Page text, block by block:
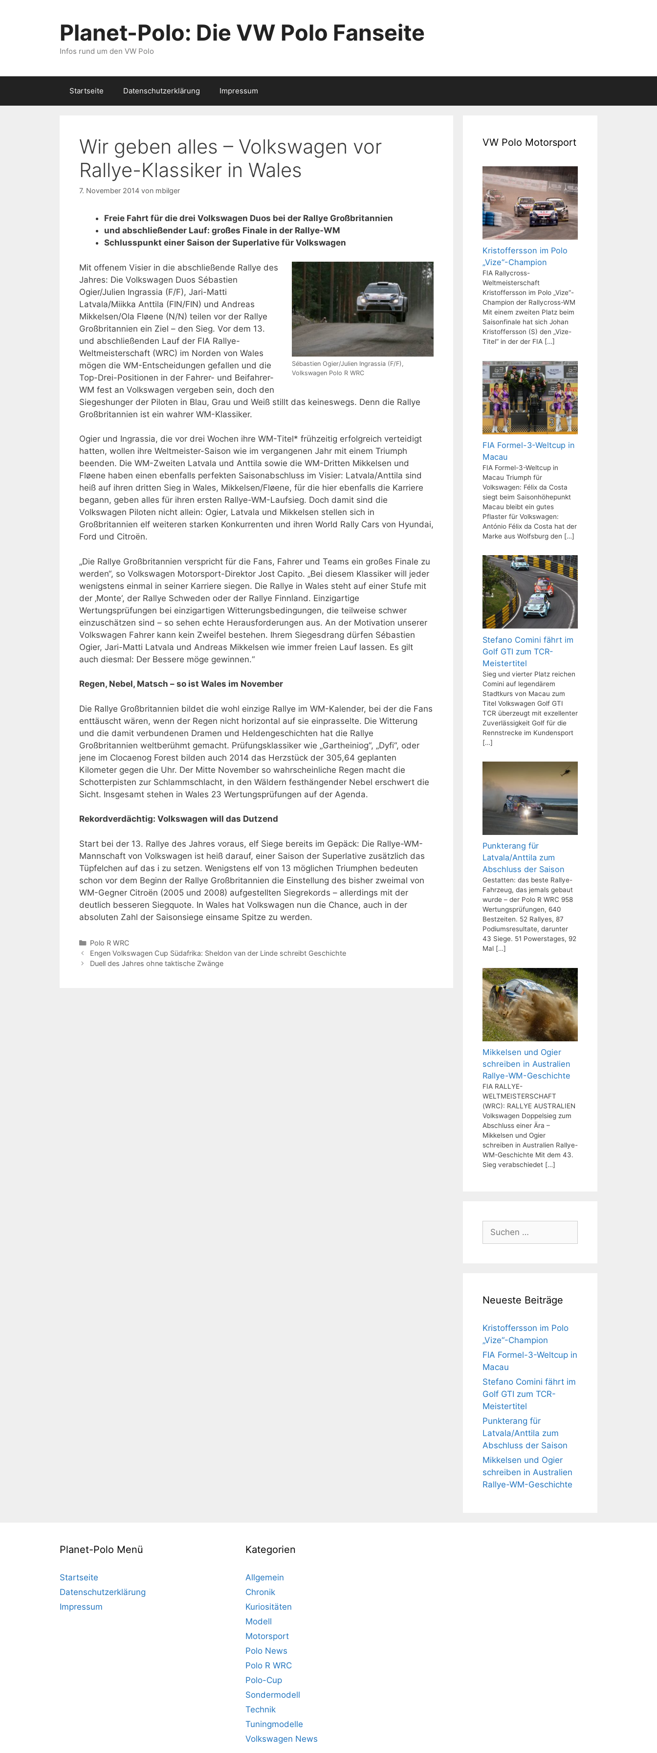
Planet-Polo: Die VW Polo Fanseite
Infos rund um den VW Polo
Startseite Datenschutzerklärung Impressum
Wir geben alles – Volkswagen vor
Rallye-Klassiker in Wales
7. November 2014 von mbilger
Freie Fahrt für die drei Volkswagen Duos bei der Rallye Großbritannien
und abschließender Lauf: großes Finale in der Rallye-WM
Schlusspunkt einer Saison der Superlative für Volkswagen
Sébastien Ogier/Julien Ingrassia (F/F),
Volkswagen Polo R WRC
Mit offenem Visier in die abschließende Rallye des
Jahres: Die Volkswagen Duos Sébastien
Ogier/Julien Ingrassia (F/F), Jari-Matti
Latvala/Miikka Anttila (FIN/FIN) und Andreas
Mikkelsen/Ola Fløene (N/N) teilen vor der Rallye
Großbritannien ein Ziel – den Sieg. Vor dem 13.
und abschließenden Lauf der FIA Rallye-
Weltmeisterschaft (WRC) im Norden von Wales
mögen die WM-Entscheidungen gefallen und die
Top-Drei-Positionen in der Fahrer- und Beifahrer-
WM fest an Volkswagen vergeben sein, doch den
Siegeshunger der Piloten in Blau, Grau und Weiß stillt das keineswegs. Denn die Rallye
Großbritannien ist ein wahrer WM-Klassiker.
Ogier und Ingrassia, die vor drei Wochen ihre WM-Titel* frühzeitig erfolgreich verteidigt
hatten, wollen ihre Weltmeister-Saison wie im vergangenen Jahr mit einem Triumph
beenden. Die WM-Zweiten Latvala und Anttila sowie die WM-Dritten Mikkelsen und
Fløene haben einen ebenfalls perfekten Saisonabschluss im Visier: Latvala/Anttila sind
heiß auf ihren dritten Sieg in Wales, Mikkelsen/Fløene, für die hier ebenfalls die Karriere
begann, geben alles für ihren ersten Rallye-WM-Laufsieg. Doch damit sind die
Volkswagen Piloten nicht allein: Ogier, Latvala und Mikkelsen stellen sich in
Großbritannien elf weiteren starken Konkurrenten und ihren World Rally Cars von Hyundai,
Ford und Citroën.
„Die Rallye Großbritannien verspricht für die Fans, Fahrer und Teams ein großes Finale zu
werden“, so Volkswagen Motorsport-Direktor Jost Capito. „Bei diesem Klassiker will jeder
wenigstens einmal in seiner Karriere siegen. Die Rallye in Wales steht auf einer Stufe mit
der ‚Monte‘, der Rallye Schweden oder der Rallye Finnland. Einzigartige
Wertungsprüfungen bei einzigartigen Witterungsbedingungen, die teilweise schwer
einzuschätzen sind – so sehen echte Herausforderungen aus. An der Motivation unserer
Volkswagen Fahrer kann kein Zweifel bestehen. Ihrem Siegesdrang dürfen Sébastien
Ogier, Jari-Matti Latvala und Andreas Mikkelsen wie immer freien Lauf lassen. Es gilt
auch diesmal: Der Bessere möge gewinnen.“
Regen, Nebel, Matsch – so ist Wales im November
Die Rallye Großbritannien bildet die wohl einzige Rallye im WM-Kalender, bei der die Fans
enttäuscht wären, wenn der Regen nicht horizontal auf sie einprasselte. Die Witterung
und die damit verbundenen Dramen und Heldengeschichten hat die Rallye
Großbritannien weltberühmt gemacht. Prüfungsklassiker wie „Gartheiniog“, „Dyfi“, oder
jene im Clocaenog Forest bilden auch 2014 das Herzstück der 305,64 geplanten
Kilometer gegen die Uhr. Der Mitte November so wahrscheinliche Regen macht die
Schotterpisten zur Schlammschlacht, in den Wäldern festhängender Nebel erschwert die
Sicht. Insgesamt stehen in Wales 23 Wertungsprüfungen auf der Agenda.
Rekordverdächtig: Volkswagen will das Dutzend
Start bei der 13. Rallye des Jahres voraus, elf Siege bereits im Gepäck: Die Rallye-WM-
Mannschaft von Volkswagen ist heiß darauf, einer Saison der Superlative zusätzlich das
Tüpfelchen auf das i zu setzen. Wenigstens elf von 13 möglichen Triumphen bedeuten
schon vor dem Beginn der Rallye Großbritannien die Einstellung des bisher zweimal von
WM-Gegner Citroën (2005 und 2008) aufgestellten Siegrekords – allerdings mit der
deutlich besseren Siegquote. In Wales hat Volkswagen nun die Chance, auch in der
absoluten Zahl der Saisonsiege einsame Spitze zu werden.
Kategorien
Polo R WRC
Engen Volkswagen Cup Südafrika: Sheldon van der Linde schreibt Geschichte
Duell des Jahres ohne taktische Zwänge
VW Polo Motorsport
Kristoffersson im Polo
„Vize“-Champion
FIA Rallycross-
Weltmeisterschaft
Kristoffersson im Polo „Vize“-
Champion der Rallycross-WM
Mit einem zweiten Platz beim
Saisonfinale hat sich Johan
Kristoffersson (S) den „Vize-
Titel“ in der der FIA […]
FIA Formel-3-Weltcup in
Macau
FIA Formel-3-Weltcup in
Macau Triumph für
Volkswagen: Félix da Costa
siegt beim Saisonhöhepunkt
Macau bleibt ein gutes
Pflaster für Volkswagen:
António Félix da Costa hat der
Marke aus Wolfsburg den […]
Stefano Comini fährt im
Golf GTI zum TCR-
Meistertitel
Sieg und vierter Platz reichen
Comini auf legendärem
Stadtkurs von Macau zum
Titel Volkswagen Golf GTI
TCR überzeugt mit exzellenter
Zuverlässigkeit Golf für die
Rennstrecke im Kundensport
[…]
Punkterang für
Latvala/Anttila zum
Abschluss der Saison
Gestatten: das beste Rallye-
Fahrzeug, das jemals gebaut
wurde – der Polo R WRC 958
Wertungsprüfungen, 640
Bestzeiten. 52 Rallyes, 87
Podiumsresultate, darunter
43 Siege. 51 Powerstages, 92
Mal […]
Mikkelsen und Ogier
schreiben in Australien
Rallye-WM-Geschichte
FIA RALLYE-
WELTMEISTERSCHAFT
(WRC): RALLYE AUSTRALIEN
Volkswagen Doppelsieg zum
Abschluss einer Ära –
Mikkelsen und Ogier
schreiben in Australien Rallye-
WM-Geschichte Mit dem 43.
Sieg verabschiedet […]
nach:
Neueste Beiträge
Kristoffersson im Polo
„Vize“-Champion
FIA Formel-3-Weltcup in
Macau
Stefano Comini fährt im
Golf GTI zum TCR-
Meistertitel
Punkterang für
Latvala/Anttila zum
Abschluss der Saison
Mikkelsen und Ogier
schreiben in Australien
Rallye-WM-Geschichte
Planet-Polo Menü
Startseite
Datenschutzerklärung
Impressum
Kategorien
Allgemein
Chronik
Kuriositäten
Modell
Motorsport
Polo News
Polo R WRC
Polo-Cup
Sondermodell
Technik
Tuningmodelle
Volkswagen News